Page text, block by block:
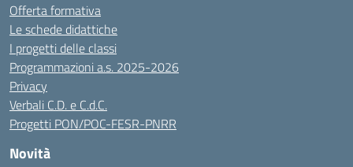
Offerta formativa
Le schede didattiche
I progetti delle classi
Programmazioni a.s. 2025-2026
Privacy
Verbali C.D. e C.d.C.
Progetti PON/POC-FESR-PNRR
Novità